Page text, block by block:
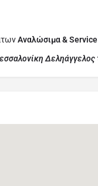
Αναλώσιμα & Service